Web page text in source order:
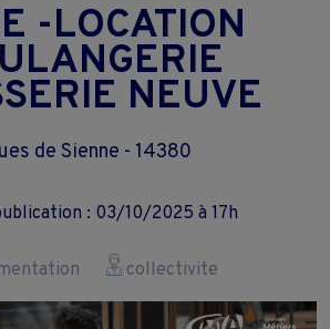
-LOCATION
NEUVE
de Sienne - 14380
: 03/10/2025 à 17h
collectivite